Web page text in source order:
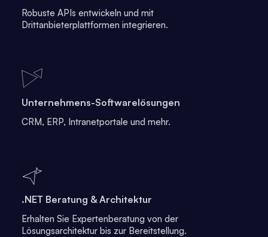
Robuste APIs entwickeln und mit
Drittanbieterplattformen integrieren.
Unternehmens-Softwarelösungen
CRM, ERP, Intranetportale und mehr.
.NET Beratung & Architektur
Erhalten Sie Expertenberatung von der
Lösungsarchitektur bis zur Bereitstellung.